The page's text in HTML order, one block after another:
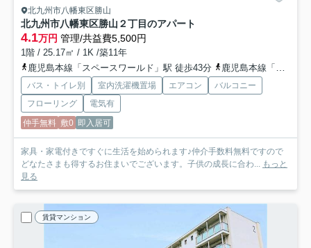
北九州市八幡東区勝山
北九州市八幡東区勝山２丁目のアパート
4.1万円 管理/共益費5,500円
1階 / 25.17㎡ / 1K /築11年
鹿児島本線「スペースワールド」駅 徒歩43分
鹿児島本線「八幡」駅 徒歩51分
バス・トイレ別 室内洗濯機置場 エアコン
バルコニー
フローリング
電気有
仲手無料 敷0 即入居可
家具・家電付きですぐに生活を始められます♪仲介手数料無料ですので
どなたさまも得するお住まいでございます。子供の成長に合わ... もっと
見る
賃貸マンション